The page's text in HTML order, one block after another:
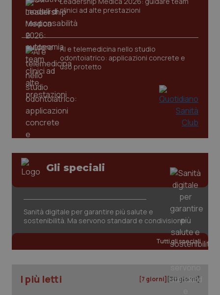
clinici ad alte prestazioni
AI e telemedicina nello studio
odontoiatrico: applicazioni concrete e
uso protetto
Gli speciali
Sanità digitale per garantire più salute e
sostenibilità. Ma servono standard e condivisione
Tutti gli speciali
I più letti [7 giorni] [30 giorni]